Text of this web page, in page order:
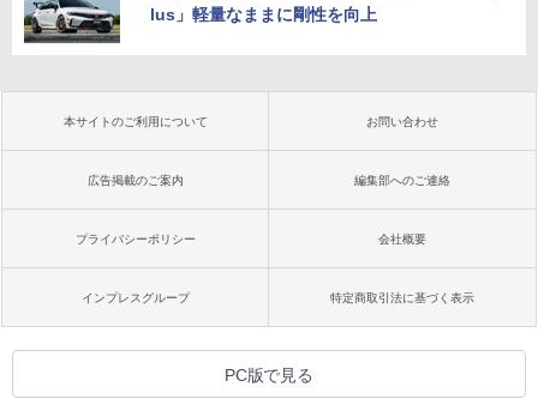
lus」軽量なままに剛性を向上
本サイトのご利用について お問い合わせ
広告掲載のご案内 編集部へのご連絡
プライバシーポリシー 会社概要
インプレスグループ 特定商取引法に基づく表示
PC版で見る